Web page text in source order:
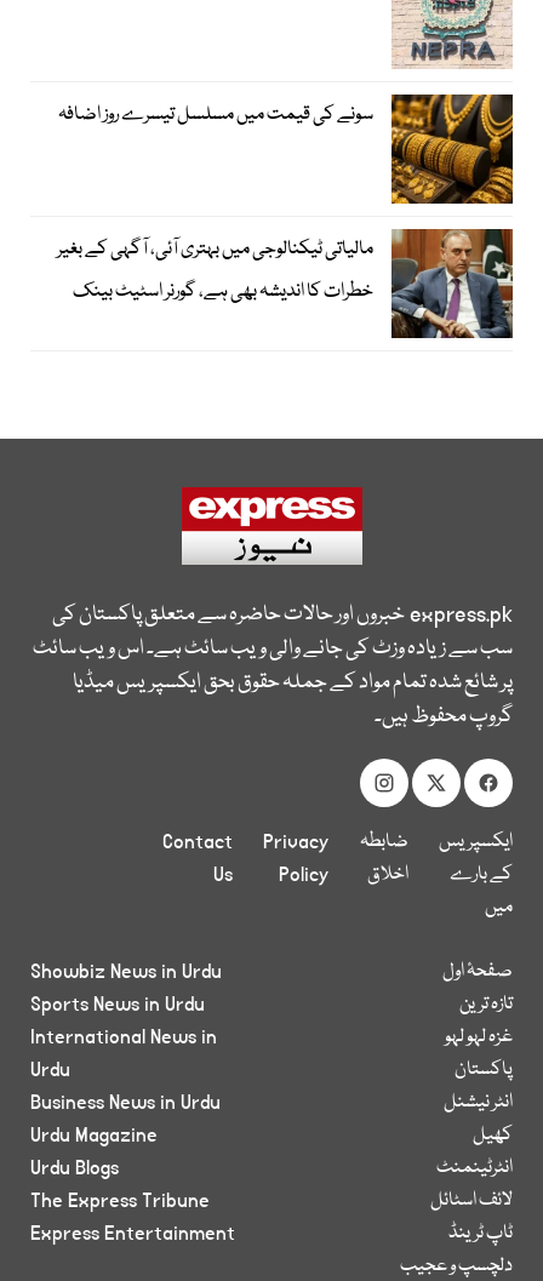
سونے کی قیمت میں مسلسل تیسرے روز اضافہ
مالیاتی ٹیکنالوجی میں بہتری آئی، آگہی کے بغیر
خطرات کا اندیشہ بھی ہے، گورنر اسٹیٹ بینک
express.pkخبروں اور حالات حاضرہ سے متعلق پاکستان کی
سب سے زیادہ وزٹ کی جانے والی ویب سائٹ ہے۔ اس ویب سائٹ
پر شائع شدہ تمام مواد کے جملہ حقوق بحق ایکسپریس میڈیا
گروپ محفوظ ہیں۔
ایکسپریس
کے بارے
میں
ضابطہ
اخلاق
Privacy
Policy
Contact
Us
صفحۂ اول
تازہ ترین
غزہ لہو لہو
پاکستان
انٹر نیشنل
کھیل
انٹرٹینمنٹ
لائف اسٹائل
ٹاپ ٹرینڈ
دلچسپ و عجیب
Showbiz News in Urdu
Sports News in Urdu
International News in
Urdu
Business News in Urdu
Urdu Magazine
Urdu Blogs
The Express Tribune
Express Entertainment